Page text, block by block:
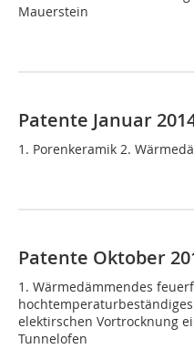
Mauerstein
Patente Januar
1. Porenkeramik 2.
Patente Oktober
1. Wärmedämmendes
elektirschen Vortrocknung
Tunnelofen